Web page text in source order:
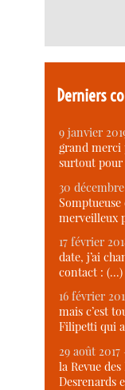
Derniers
9 janvier
grand merci
surtout
30
merveilleux
17 février
date, j’ai
contact : (…)
16 février
mais c’est
Filipetti qui
29 août
la Revue
Desrenards